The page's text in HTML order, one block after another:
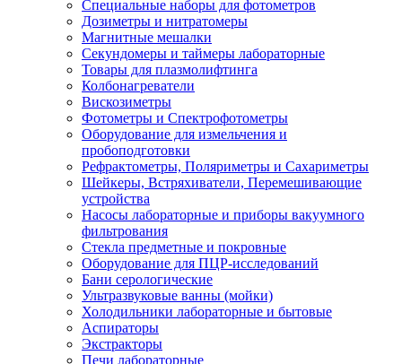
Специальные наборы для фотометров
Дозиметры и нитратомеры
Магнитные мешалки
Секундомеры и таймеры лабораторные
Товары для плазмолифтинга
Колбонагреватели
Вискозиметры
Фотометры и Спектрофотометры
Оборудование для измельчения и
пробоподготовки
Рефрактометры, Поляриметры и Сахариметры
Шейкеры, Встряхиватели, Перемешивающие
устройства
Насосы лабораторные и приборы вакуумного
фильтрования
Стекла предметные и покровные
Оборудование для ПЦР-исследований
Бани серологические
Ультразвуковые ванны (мойки)
Холодильники лабораторные и бытовые
Аспираторы
Экстракторы
Печи лабораторные